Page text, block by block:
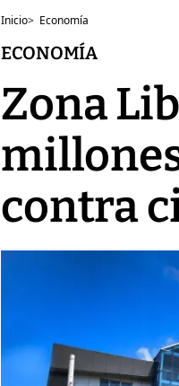
Inicio> Economía
ECONOMÍA
Zona
contra